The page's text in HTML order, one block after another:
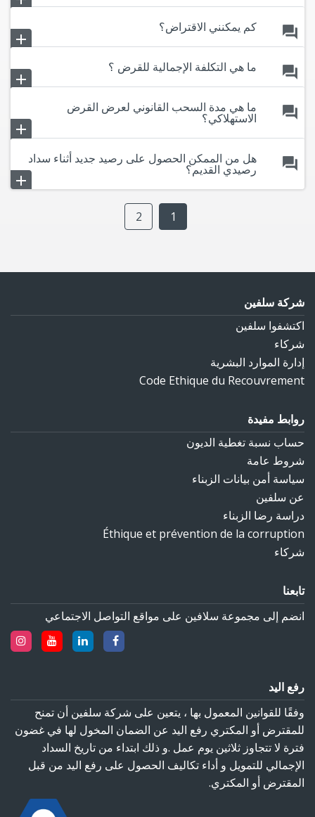
forum كم يمكنني الاقتراض؟
add
forum ما هي التكلفة الإجمالية للقرض ؟
add
forum ما هي مدة السحب القانوني لعرض القرض
الاستهلاكي؟
add
forum هل من الممكن الحصول على رصيد جديد أثناء سداد
رصيدي القديم؟
add
1
2
شركة سلفين
اكتشفوا سلفين
شركاء
إدارة الموارد البشرية
Code Ethique du Recouvrement
روابط مفيدة
حساب نسبة تغطية الديون‎
شروط عامة
سياسة أمن بيانات الزبناء
عن سلفين
دراسة رضا الزبناء
Éthique et prévention de la corruption
شركاء
تابعنا
انضم إلى مجموعة سلافين على مواقع التواصل الاجتماعي‎
رفع اليد
وفقًا للقوانين المعمول بها ، يتعين على شركة سلفين أن تمنح
للمقترض أو المكتري رفع اليد عن الضمان المخول لها في غضون
فترة لا تتجاوز ثلاثين يوم عمل .و ذلك ابتداء من تاريخ السداد
الإجمالي للتمويل و أداء تكاليف الحصول على رفع اليد من قبل
المقترض أو المكتري.